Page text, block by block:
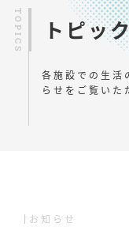
トピッ
各施設での生活
らせをご覧いた
お知らせ